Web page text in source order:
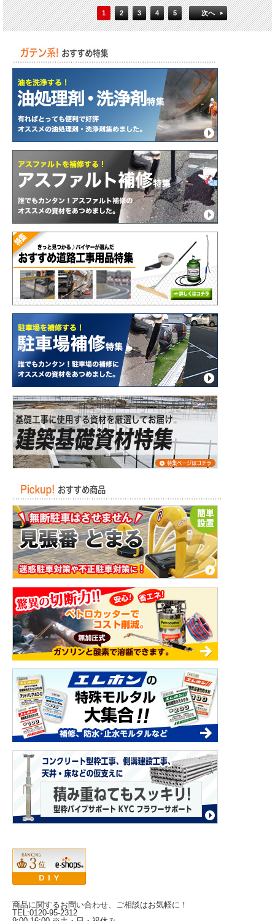
1 2 3 4 5 次へ
商品に関するお問い合わせ、ご相談はお気軽に！
TEL:0120-95-2312